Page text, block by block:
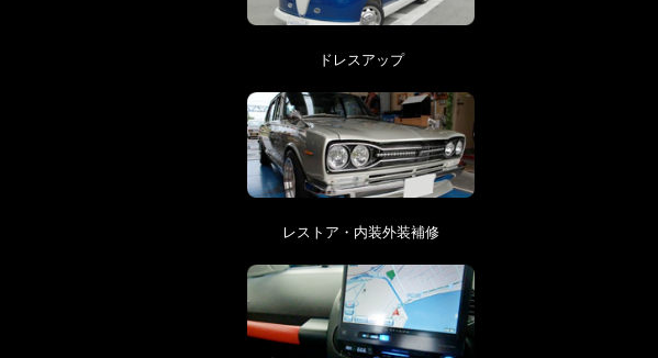
ドレスアップ
レストア・内装外装補修